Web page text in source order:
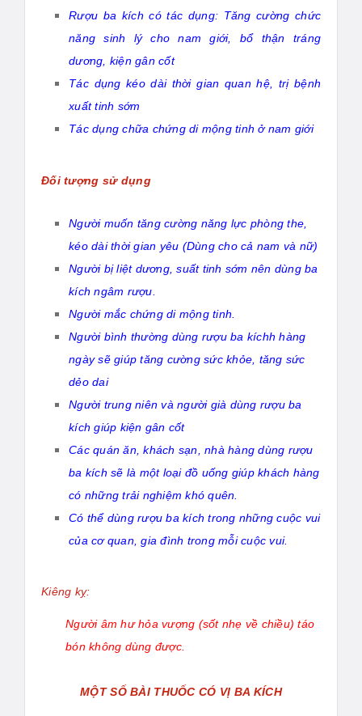
Rượu ba kích có tác dụng: Tăng cường chức
năng sinh lý cho nam giới, bổ thận tráng
dương, kiện gân cốt
Tác dụng kéo dài thời gian quan hệ, trị bệnh
xuất tinh sớm
Tác dụng chữa chứng di mộng tinh ở nam giới
Đối tượng sử dụng
Người muốn tăng cường năng lực phòng the,
kéo dài thời gian yêu (Dùng cho cả nam và nữ)
Người bị liệt dương, suất tinh sớm nên dùng ba
kích ngâm rượu.
Người mắc chứng di mộng tinh.
Người bình thường dùng rượu ba kíchh hàng
ngày sẽ giúp tăng cường sức khỏe, tăng sức
dẻo dai
Người trung niên và người già dùng rượu ba
kích giúp kiện gân cốt
Các quán ăn, khách sạn, nhà hàng dùng rượu
ba kích sẽ là một loại đồ uống giúp khách hàng
có những trải nghiệm khó quên.
Có thể dùng rượu ba kích trong những cuộc vui
của cơ quan, gia đình trong mỗi cuộc vui.
Kiêng kỵ:
Người âm hư hỏa vượng (sốt nhẹ về chiều) táo
bón không dùng được.​
MỘT SỐ BÀI THUỐC CÓ VỊ BA KÍCH